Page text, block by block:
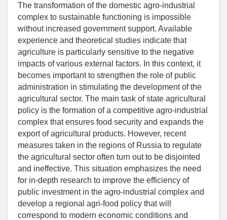
The transformation of the domestic agro-industrial
complex to sustainable functioning is impossible
without increased government support. Available
experience and theoretical studies indicate that
agriculture is particularly sensitive to the negative
impacts of various external factors. In this context, it
becomes important to strengthen the role of public
administration in stimulating the development of the
agricultural sector. The main task of state agricultural
policy is the formation of a competitive agro-industrial
complex that ensures food security and expands the
export of agricultural products. However, recent
measures taken in the regions of Russia to regulate
the agricultural sector often turn out to be disjointed
and ineffective. This situation emphasizes the need
for in-depth research to improve the efficiency of
public investment in the agro-industrial complex and
develop a regional agri-food policy that will
correspond to modern economic conditions and